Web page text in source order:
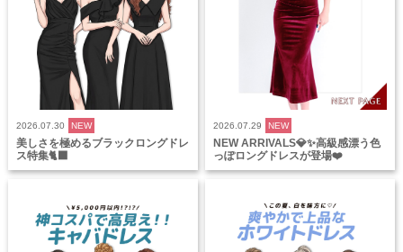
2026.07.30 NEW
美しさを極めるブラックロングドレ
ス特集🐈‍⬛
2026.07.29 NEW
NEW ARRIVALS💎✨高級感漂う色
っぽロングドレスが登場❤️